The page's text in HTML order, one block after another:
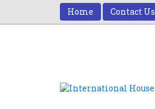
Home Contact Us